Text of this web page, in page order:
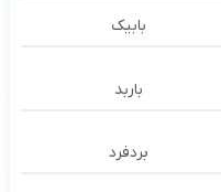
بابیک
باربد
بردفرد